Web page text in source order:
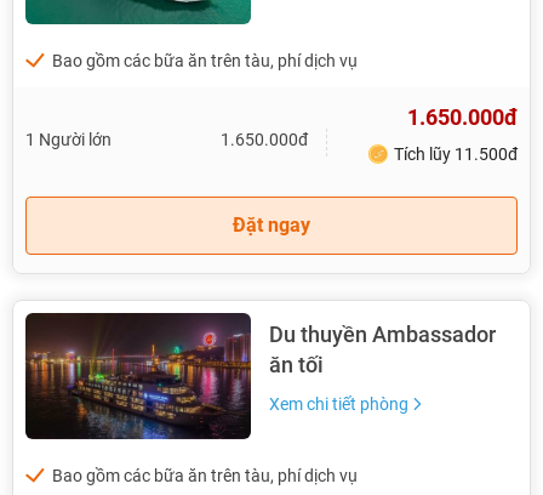
Bao gồm các bữa ăn trên tàu, phí dịch vụ
1 Người lớn 1.650.000đ
1.650.000đ
Tích lũy 11.500đ
Đặt ngay
Du thuyền Ambassador
ăn tối
Xem chi tiết phòng
Bao gồm các bữa ăn trên tàu, phí dịch vụ